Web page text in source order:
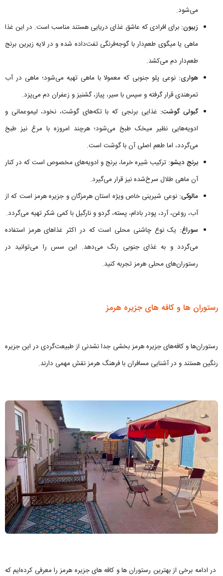
می‌شود.
زیبون: برای افرادی که عاشق غذای دریایی هستند مناسب است. در این غذا
ماهی یا میگوی طعم‌دار با گوجه‌فرنگی تفت‌داده شده و در لایه زیرین برنج
طعم‌دار دم می‌کشد.
هواری: نوعی پلو جنوبی که معمولا با ماهی تهیه می‌شود؛ ماهی در آب
تمرهندی قرار گرفته و سپس با سیر، پیاز، گشنیز و زعفران دم می‌پزد.
گبولی گوشت: غذایی برنجی که با تکه‌های گوشت، نخود، لیموعمانی و
ادویه‌هایی نظیر میخک طبخ می‌شود؛ هرچند امروزه با مرغ نیز طبخ
می‌گردد، اما طعم اصلی آن با گوشت است.
برنج دیشو: ترکیب شیره خرما، برنج و ادویه‌های مخصوص است که در کنار
آن ماهی طلال سرخ‌شده نیز قرار می‌گیرد.
مالوکی: نوعی شیرینی خاص ویژه استان هرمزگان و جزیره هرمز است که از
آب، روغن، آرد، پودر بادام، پسته، گردو و نارگیل با کمی شکر تهیه می‌گردد.
سوراغ: یک نوع چاشنی محلی است که در اکثر غذاهای هرمز استفاده
می‌گردد و به غذای جنوبی رنگ می‌دهد. این سس را می‌توانید در
رستوران‌های محلی هرمز تجربه کنید.
رستوران ها و کافه های جزیره هرمز
رستوران‌ها و کافه‌های جزیره هرمز بخشی جدا نشدنی از طبیعت‌گردی در این جزیره
رنگین هستند و در آشنایی مسافران با فرهنگ هرمز نقش مهمی دارند.
در ادامه برخی از بهترین رستوران ها و کافه های جزیره هرمز را معرفی کرده‌ایم که